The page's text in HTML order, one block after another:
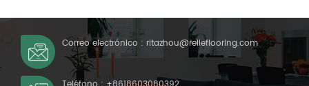
Correo electrónico : ritazhou@relleflooring.com